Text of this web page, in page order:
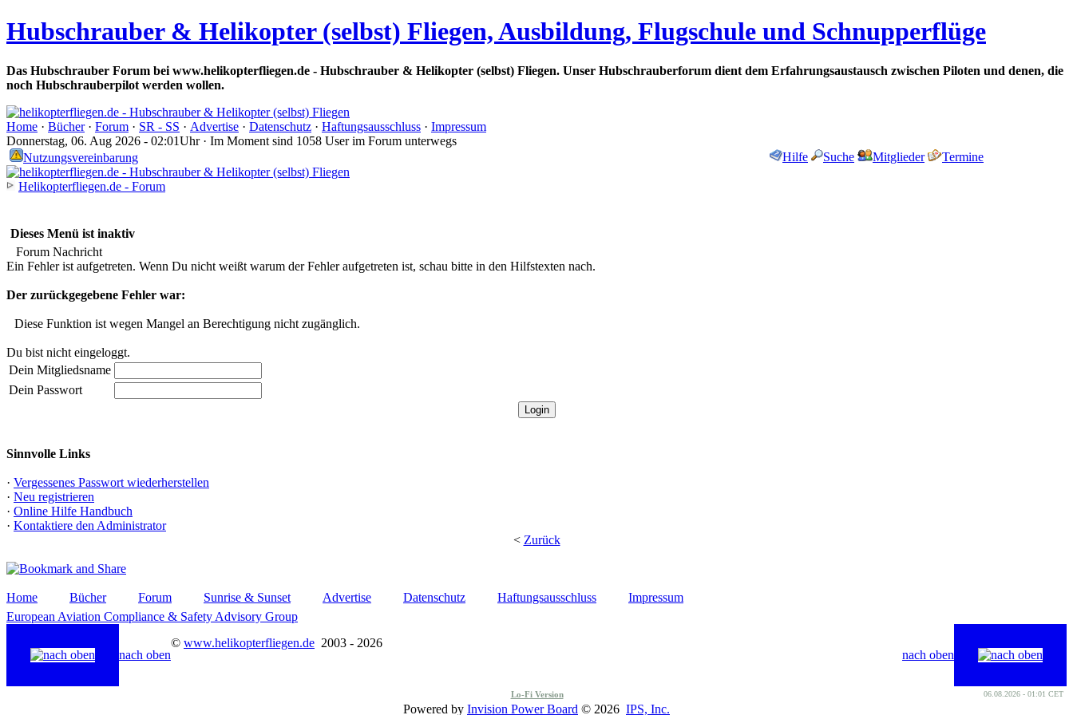
Hubschrauber & Helikopter (selbst) Fliegen, Ausbildung, Flugschule und Schnupperflüge
Das Hubschrauber Forum bei www.helikopterfliegen.de - Hubschrauber & Helikopter (selbst) Fliegen. Unser Hubschrauberforum dient dem Erfahrungsaustausch zwischen Piloten und denen, die
noch Hubschrauberpilot werden wollen.
Home · Bücher· Forum · SR - SS · Advertise · Datenschutz · Haftungsausschluss · Impressum
Donnerstag, 06. Aug 2026 - 02:01Uhr · Im Moment sind 1058 User im Forum unterwegs
Nutzungsvereinbarung
Hilfe Suche Mitglieder Termine
Helikopterfliegen.de - Forum
Dieses Menü ist inaktiv
Forum Nachricht
Ein Fehler ist aufgetreten. Wenn Du nicht weißt warum der Fehler aufgetreten ist, schau bitte in den Hilfstexten nach.
Der zurückgegebene Fehler war:
Diese Funktion ist wegen Mangel an Berechtigung nicht zugänglich.
Du bist nicht eingeloggt.
Dein Mitgliedsname
Dein Passwort
Sinnvolle Links
· Vergessenes Passwort wiederherstellen
· Neu registrieren
· Online Hilfe Handbuch
· Kontaktiere den Administrator
< Zurück
Home Bücher Forum Sunrise & Sunset Advertise Datenschutz Haftungsausschluss
Impressum
European Aviation Compliance & Safety Advisory Group
nach oben nach oben
© www.helikopterfliegen.de 2003 - 2026
Lo-Fi Version 06.08.2026 - 01:01 CET
Powered by Invision Power Board © 2026 IPS, Inc.